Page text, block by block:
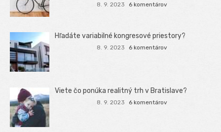
8. 9. 2023 6 komentárov
Hľadáte variabilné kongresové priestory?
8. 9. 2023 6 komentárov
Viete čo ponúka realitný trh v Bratislave?
8. 9. 2023 6 komentárov